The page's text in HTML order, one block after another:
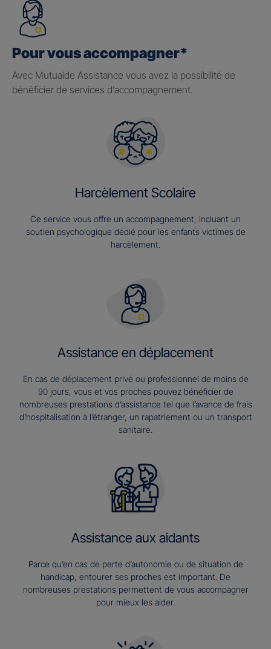
Pour vous accompagner*
Avec Mutuaide Assistance vous avez la possibilité de
bénéficier de services d’accompagnement.
Harcèlement Scolaire
Ce service vous offre un accompagnement, incluant un
soutien psychologique dédié pour les enfants victimes de
harcèlement.
Assistance en déplacement
En cas de déplacement privé ou professionnel de moins de
90 jours, vous et vos proches pouvez bénéficier de
nombreuses prestations d’assistance tel que l’avance de frais
d’hospitalisation à l’étranger, un rapatriement ou un transport
sanitaire.
Assistance aux aidants
Parce qu’en cas de perte d’autonomie ou de situation de
handicap, entourer ses proches est important. De
nombreuses prestations permettent de vous accompagner
pour mieux les aider.